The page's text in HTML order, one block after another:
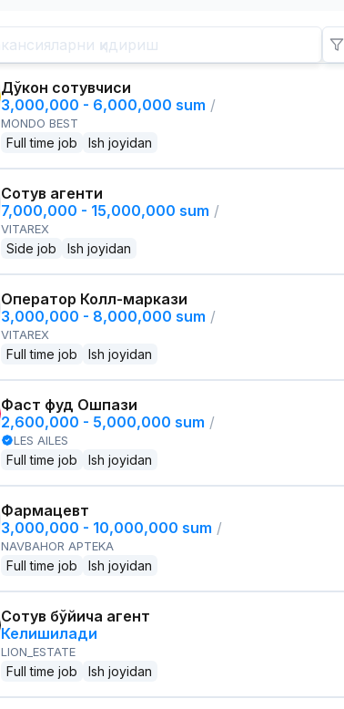
Дўкон сотувчиси
3,000,000 - 6,000,000 sum /
MONDO BEST
Full time job Ish joyidan
Сотув агенти
7,000,000 - 15,000,000 sum /
VITAREX
Side job Ish joyidan
Оператор Колл-маркази
3,000,000 - 8,000,000 sum /
VITAREX
Full time job Ish joyidan
Фаст фуд Ошпази
2,600,000 - 5,000,000 sum /
LES AILES
Full time job Ish joyidan
Фармацевт
3,000,000 - 10,000,000 sum /
NAVBAHOR APTEKA
Full time job Ish joyidan
Сотув бўйича агент
Келишилади
LION_ESTATE
Full time job Ish joyidan